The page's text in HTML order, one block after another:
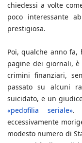
chiedessi a volte
poco interessante
prestigiosa.
Poi, qualche anno fa,
pagine dei giornali, è
crimini finanziari,
passato su alcuni
suicidato, e un
«pedofilia seriale».
eccessivamente
modesto numero di